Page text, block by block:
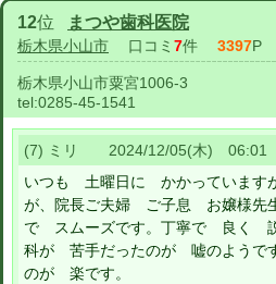
12位 まつや歯科医院
栃木県小山市 口コミ 7件 3397P
栃木県小山市粟宮1006-3
tel:0285-45-1541
(7) ミリ 2024/12/05(木) 06:01
いつも 土曜日に かかっています
が、院長ご夫婦 ご子息 お嬢様
で スムーズです。丁寧で 良く
科が 苦手だったのが 嘘のよう
のが 楽です。